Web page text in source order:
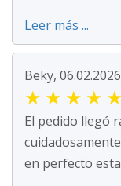
Leer más ...
Beky, 06.02.2026
★ ★ ★ ★ ★
El pedido llegó
en perfecto